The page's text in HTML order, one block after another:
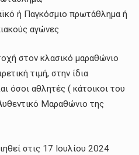
ή Παγκόσμιο πρωτάθλημα ή
αγώνες
στον κλασικό μαραθώνιο
τιμή, στην ίδια
όσοι αθλητές ( κάτοικοι του
Μαραθώνιο της
στις 17 Ιουλίου 2024